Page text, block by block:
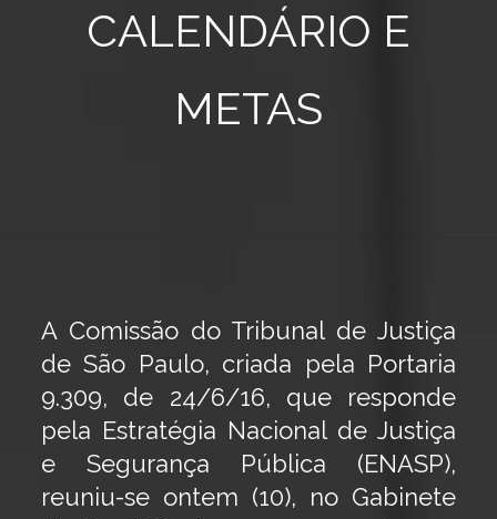
CALENDÁRIO E
METAS
A Comissão do Tribunal de Justiça
de São Paulo, criada pela Portaria
9.309, de 24/6/16, que responde
pela Estratégia Nacional de Justiça
e Segurança Pública (ENASP),
reuniu-se ontem (10), no Gabinete